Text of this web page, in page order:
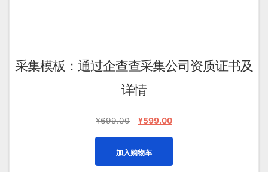
采集模板：通过企查查采集公司资质证书及
详情
¥699.00
原
¥699.00。
¥599.00当
为：
加入购物车